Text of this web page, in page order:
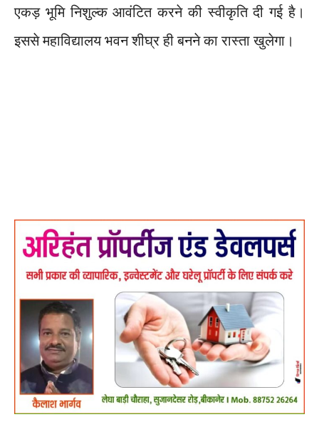
एकड़ भूमि निशुल्क आवंटित करने की स्वीकृति दी गई है।
इससे महाविद्यालय भवन शीघ्र ही बनने का रास्ता खुलेगा।